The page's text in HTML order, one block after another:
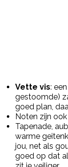
Vette vis:
gestoomde)
goed plan,
Noten zijn
Tapenade,
warme
jou, net als
goed op dat